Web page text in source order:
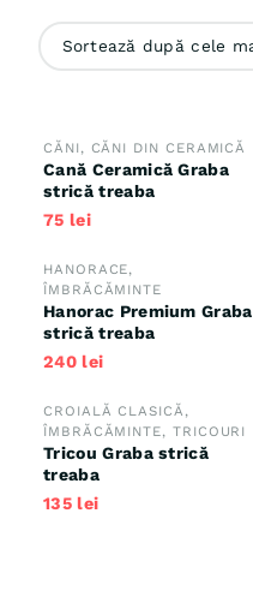
NOU
CĂNI , CĂNI DIN CERAMICĂ
Cană Ceramică Graba
strică treaba
75 lei
HANORACE,
ÎMBRĂCĂMINTE
Hanorac Premium Graba
strică treaba
240 lei
CROIALĂ CLASICĂ ,
ÎMBRĂCĂMINTE, TRICOURI
Tricou Graba strică
treaba
135 lei